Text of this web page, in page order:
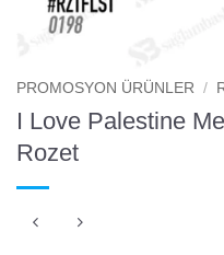
PROMOSYON ÜRÜNLER /
I Love Palestine
Rozet